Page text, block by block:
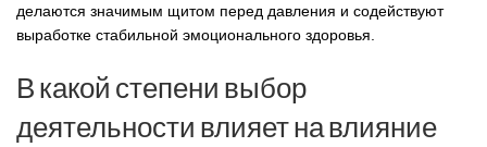
делаются значимым щитом перед давления и содействуют
выработке стабильной эмоционального здоровья.
В какой степени выбор
деятельности влияет на влияние